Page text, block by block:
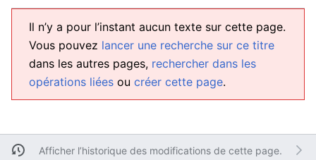
Il n’y a pour l’instant aucun texte sur cette page.
Vous pouvez lancer une recherche sur ce titre
dans les autres pages, rechercher dans les
opérations liées ou créer cette page.
Afficher l’historique des modifications de cette page.